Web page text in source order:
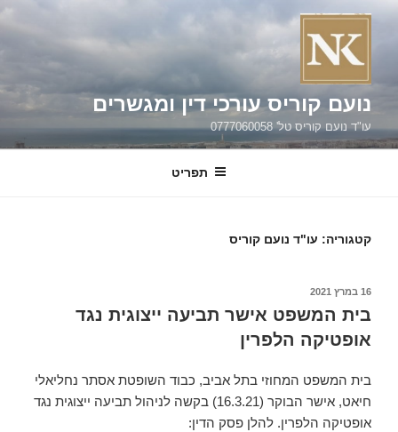
דילוג
נועם קוריס עורכי דין ומגשרים
עו"ד נועם קוריס טל' 0777060058
תפריט
קטגוריה: עו"ד נועם קוריס
פורסם
16 במרץ 2021
בית המשפט אישר תביעה ייצוגית נגד
אופטיקה הלפרין
בית המשפט המחוזי בתל אביב, כבוד השופטת אסתר נחליאלי
חיאט, אישר הבוקר (16.3.21) בקשה לניהול תביעה ייצוגית נגד
אופטיקה הלפרין. להלן פסק הדין: